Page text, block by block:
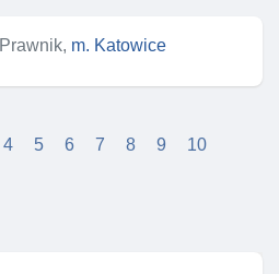
Prawnik, m. Katowice
4 5 6 7 8 9
10